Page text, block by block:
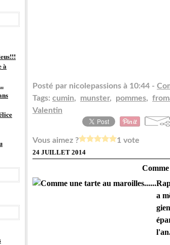
à
Posté par nicolepassions à 10:44 -
Tags: cumin, munster, pommes,
Valentin
Vous aimez ? 1 vote
24 JUILLET 2014
a